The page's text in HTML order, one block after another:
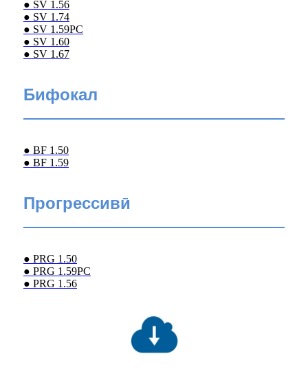
● SV 1.56
● SV 1.74
● SV 1.59PC
● SV 1.60
● SV 1.67
Бифокал
● BF 1.50
● BF 1.59
Прогрессивӣ
● PRG 1.50
● PRG 1.59PC
● PRG 1.56